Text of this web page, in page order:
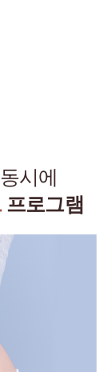
시에
프로그램